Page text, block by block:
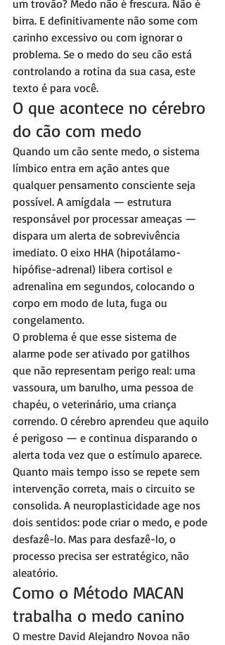
um trovão? Medo não é frescura. Não é
birra. E definitivamente não some com
carinho excessivo ou com ignorar o
problema. Se o medo do seu cão está
controlando a rotina da sua casa, este
texto é para você.
O que acontece no cérebro
do cão com medo
Quando um cão sente medo, o sistema
límbico entra em ação antes que
qualquer pensamento consciente seja
possível. A amígdala — estrutura
responsável por processar ameaças —
dispara um alerta de sobrevivência
imediato. O eixo HHA (hipotálamo-
hipófise-adrenal) libera cortisol e
adrenalina em segundos, colocando o
corpo em modo de luta, fuga ou
congelamento.
O problema é que esse sistema de
alarme pode ser ativado por gatilhos
que não representam perigo real: uma
vassoura, um barulho, uma pessoa de
chapéu, o veterinário, uma criança
correndo. O cérebro aprendeu que aquilo
é perigoso — e continua disparando o
alerta toda vez que o estímulo aparece.
Quanto mais tempo isso se repete sem
intervenção correta, mais o circuito se
consolida. A neuroplasticidade age nos
dois sentidos: pode criar o medo, e pode
desfazê-lo. Mas para desfazê-lo, o
processo precisa ser estratégico, não
aleatório.
Como o Método MACAN
trabalha o medo canino
O mestre David Alejandro Novoa não